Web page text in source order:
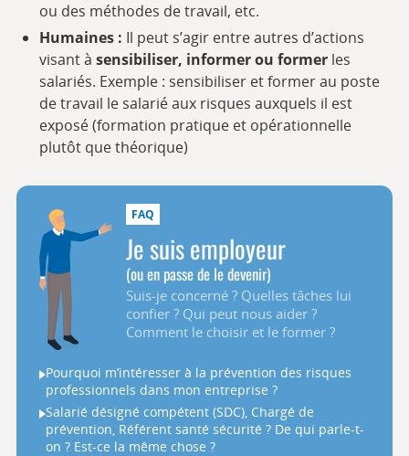
ou des méthodes de travail, etc.
Humaines : Il peut s’agir entre autres d’actions
visant à sensibiliser, informer ou formerles
salariés. Exemple : sensibiliser et former au poste
de travail le salarié aux risques auxquels il est
exposé (formation pratique et opérationnelle
plutôt que théorique)
Je suis employeur
(ou en passe de le devenir)
Suis-je concerné ? Quelles tâches lui
confier ? Qui peut nous aider ?
Comment le choisir et le former ?
Pourquoi m’intéresser à la prévention des risques
professionnels dans mon entreprise ?
Salarié désigné compétent (SDC), Chargé de
prévention, Référent santé sécurité ? De qui parle-t-
on ? Est-ce la même chose ?